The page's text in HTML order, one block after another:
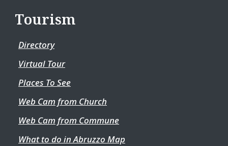
Tourism
Directory
Virtual Tour
Places To See
Web Cam from Church
Web Cam from Commune
What to do in Abruzzo Map